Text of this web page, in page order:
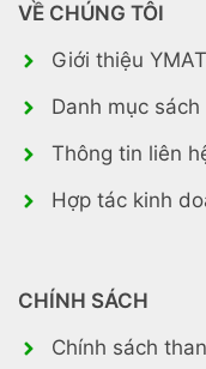
VỀ CHÚNG TÔI
Giới thiệu
Danh mục sách
Thông tin liên
Hợp tác kinh
CHÍNH SÁCH
Chính sách